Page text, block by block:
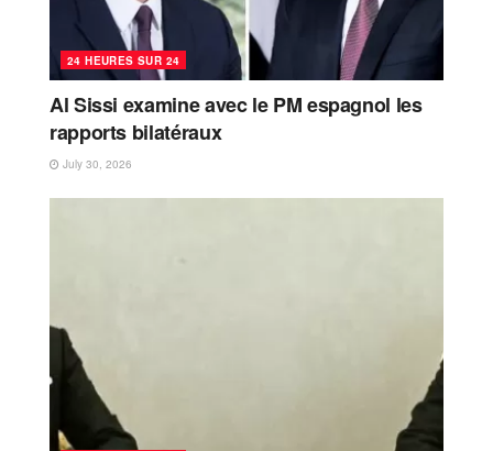
24 HEURES SUR 24
Al Sissi examine avec le PM espagnol les
rapports bilatéraux
July 30, 2026